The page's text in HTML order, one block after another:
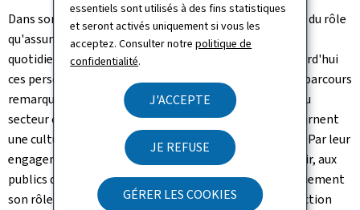
essentiels sont utilisés à des fins statistiques
et seront activés uniquement si vous les
acceptez. Consulter notrepolitique de
confidentialité.
J'ACCEPTE
JE REFUSE
GÉRER LES COOKIES
Dans son allocution, Eric Thill a souligné l'importance du rôle
qu'assument les récipiendaires dans leur engagement
quotidien en faveur de la culture: "En distinguant aujourd'hui
ces personnalités, nous célébrons non seulement des parcours
remarquables, mais aussi la contribution essentielle du
secteur culturel à notre société. Les récipiendaires incarnent
une culture ouverte, vivante et tournée vers les autres. Par leur
engagement, ils permettent à la création de s'épanouir, aux
publics de se rencontrer et à la culture de remplir pleinement
son rôle de dialogue, de partage et de cohésion. Leur action